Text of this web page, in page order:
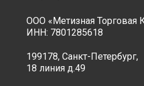
ООО «Метизная Торговая
ИНН: 7801285618
199178, Санкт-Петербург,
18 линия д.49